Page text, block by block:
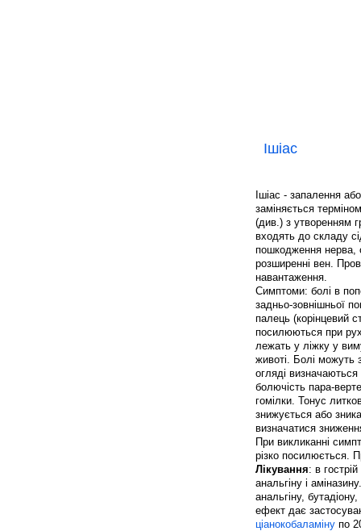
Ішіас
Ішіас - запалення
заміняється
(див.) з утворенням
входять до складу
пошкодження нерва,
розширенні вен.
навантаження.
Симптоми: болі в
задньо-зовнішньої
палець (корінцевий
посилюються при
лежать у ліжку у
животі. Болі можуть
огляді визначаються
болючість пара-
гомілки. Тонус
знижується або
визначатися
При викликанні
різко посилюється.
Лікування: в
анальгіну і
анальгіну,
ефект дає
ціанокобаламіну по